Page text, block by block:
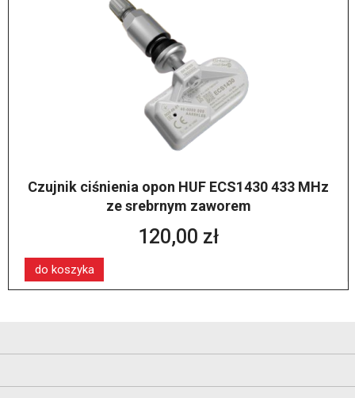
Czujnik ciśnienia opon HUF ECS1430 433 MHz
ze srebrnym zaworem
120,00 zł
do koszyka